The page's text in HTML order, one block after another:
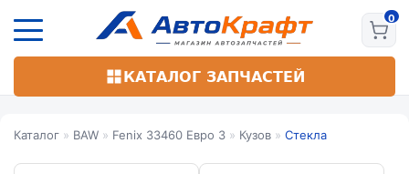
основному
КАТАЛОГ ЗАПЧАСТЕЙ
Каталог » BAW » Fenix 33460 Евро 3 » Кузов » Стекла